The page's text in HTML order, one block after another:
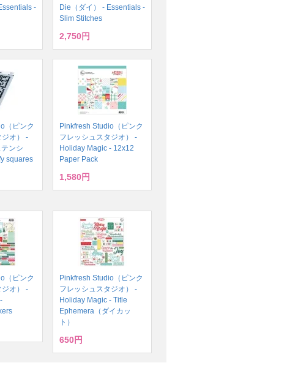
-
Die（ダイ） - Essentials -
Slim Stitches
2,750円
（ピンク
ジオ） -
ンシ
squares
Pinkfresh Studio（ピンク
フレッシュスタジオ） -
Holiday Magic - 12x12
Paper Pack
1,580円
（ピンク
ジオ） -
Pinkfresh Studio（ピンク
フレッシュスタジオ） -
Holiday Magic - Title
Ephemera（ダイカッ
ト）
650円